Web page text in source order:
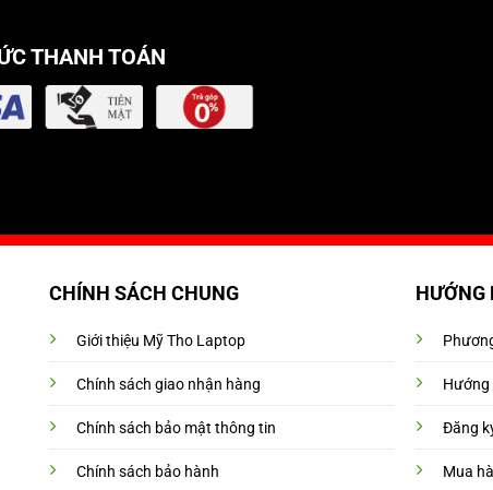
THANH TOÁN
CHÍNH SÁCH CHUNG
Giới thiệu Mỹ Tho Laptop
Chính sách giao nhận hàng
Chính sách bảo mật thông tin
Chính sách bảo hành
HƯỚNG
Hướng
Đăng
Mua